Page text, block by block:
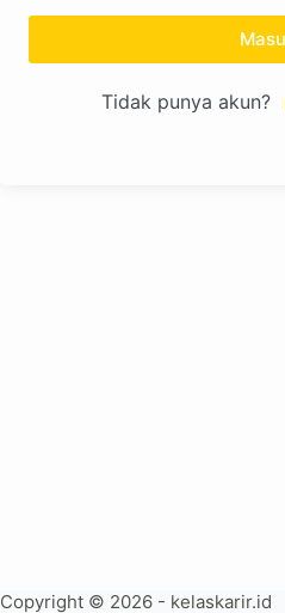
Tidak punya akun?
Copyright © 2026 - kelaskarir.id